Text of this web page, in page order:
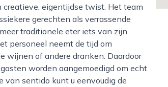
eigentijdse twist. Het team
gerechten als verrassende
traditionele eter iets van zijn
personeel neemt de tijd om
wijnen of andere dranken. Daardoor
worden aangemoedigd om echt
van sentido kunt u eenvoudig de